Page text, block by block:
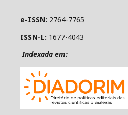
e-ISSN: 2764-7765
ISSN-L: 1677-4043
Indexada em: